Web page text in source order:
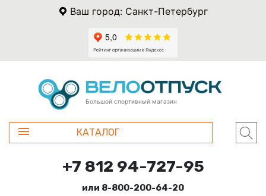
Ваш город: Санкт-Петербург
Большой спортивный магазин
КАТАЛОГ
+7 812 94-727-95
или 8-800-200-64-20